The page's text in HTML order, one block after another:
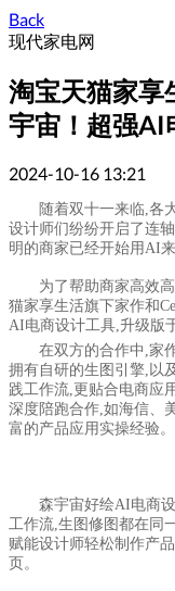
Back
现代家电网
淘宝天猫家享
宇宙！超强AI
2024-10-16 13:21
随着双十一来临,各
设计师们纷纷开启了连
明的商家已经开始用AI
为了帮助商家高效
猫家享生活旗下家作和Ce
AI电商设计工具,升级版
在双方的合作中,家
拥有自研的生图引擎,以
践工作流,更贴合电商应
深度陪跑合作,如海信、
富的产品应用实操经验
森宇宙好绘AI电商
工作流,生图修图都在同
赋能设计师轻松制作产
页。